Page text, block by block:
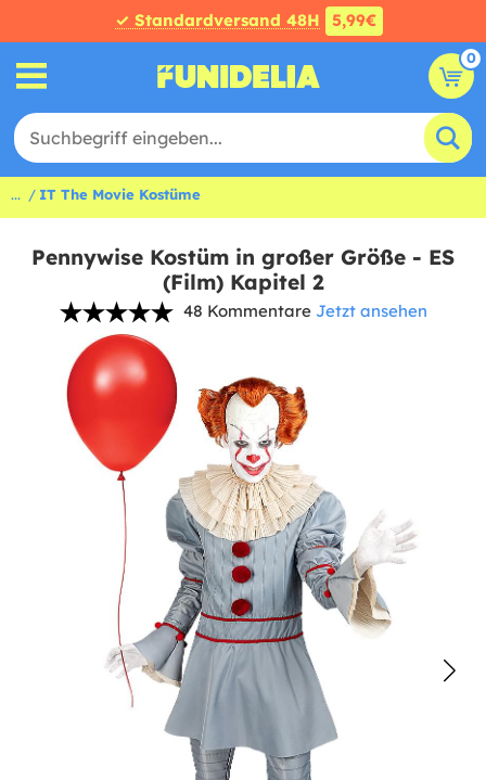
✓ Standardversand 48H 5,99€
0
... IT The Movie Kostüme
Pennywise Kostüm in großer Größe - ES
(Film) Kapitel 2
48 Kommentare Jetzt ansehen